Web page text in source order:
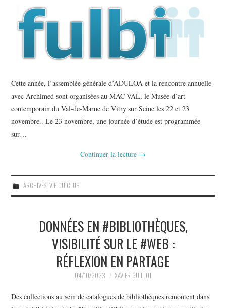
Cette année, l’assemblée générale d’ADULOA et la rencontre annuelle
avec Archimed sont organisées au MAC VAL, le Musée d’art
contemporain du Val-de-Marne de Vitry sur Seine les 22 et 23
novembre.. Le 23 novembre, une journée d’étude est programmée
sur…
Continuer la lecture →
ARCHIVES, VIE DU CLUB
DONNÉES EN #BIBLIOTHÈQUES,
VISIBILITÉ SUR LE #WEB :
RÉFLEXION EN PARTAGE
04/10/2023 XAVIER GUILLOT
Des collections au sein de catalogues de bibliothèques remontent dans